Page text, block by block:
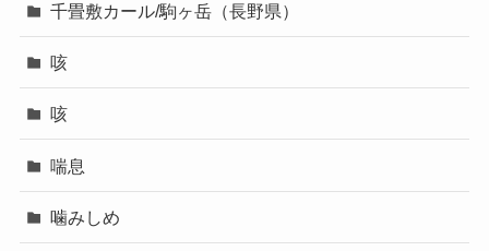
千畳敷カール/駒ヶ岳（長野県）
咳
咳
喘息
噛みしめ